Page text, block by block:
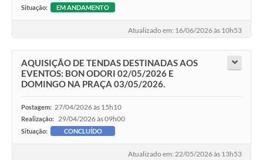
Situação: EM ANDAMENTO
Atualizado em: 16/06/2026 às 10h53
AQUISIÇÃO DE TENDAS DESTINADAS AOS
EVENTOS: BON ODORI 02/05/2026 E
DOMINGO NA PRAÇA 03/05/2026.
Postagem: 27/04/2026 às 15h10
Realização: 29/04/2026 às 09h00
Situação: CONCLUÍDO
Atualizado em: 22/05/2026 às 13h53